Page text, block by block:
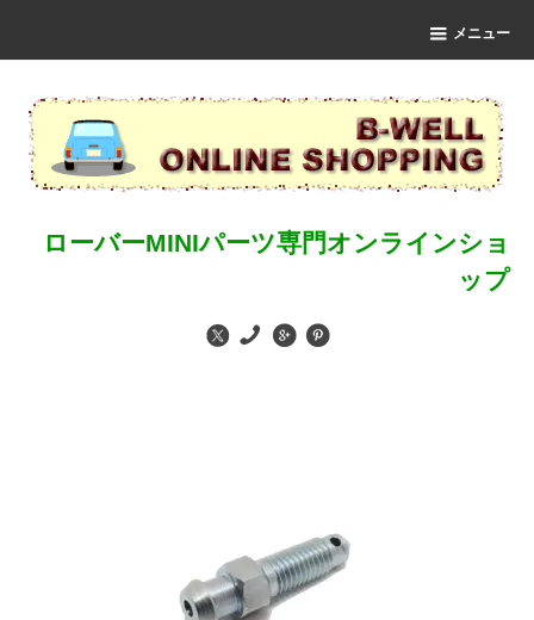
メニュー
ローバーMINIパーツ専門オンラインショ
ップ